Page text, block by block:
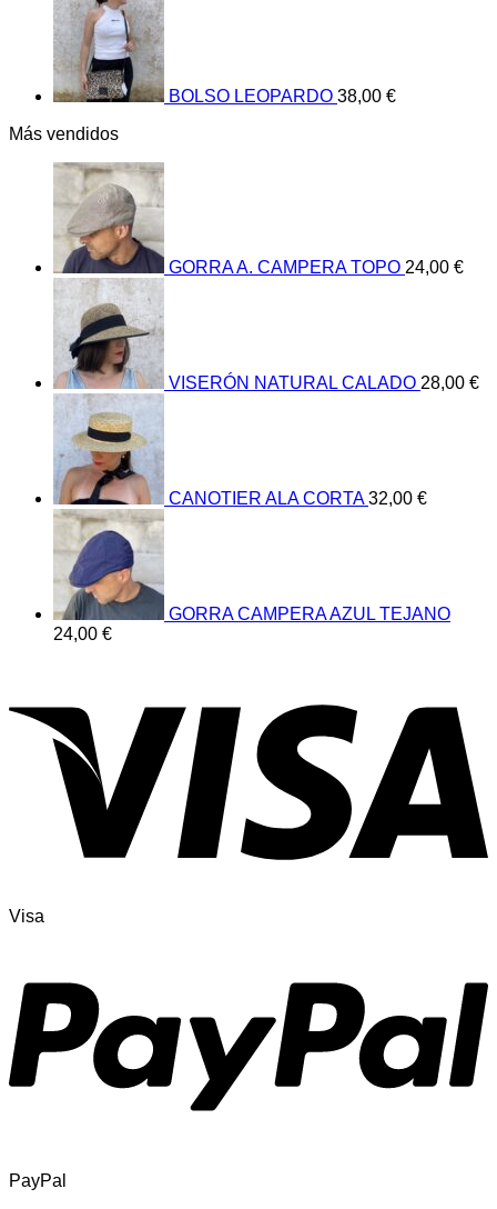
BOLSO LEOPARDO 38,00 €
Más vendidos
GORRA A. CAMPERA TOPO 24,00 €
VISERÓN NATURAL CALADO 28,00 €
CANOTIER ALA CORTA 32,00 €
GORRA CAMPERA AZUL TEJANO
24,00 €
Visa
PayPal